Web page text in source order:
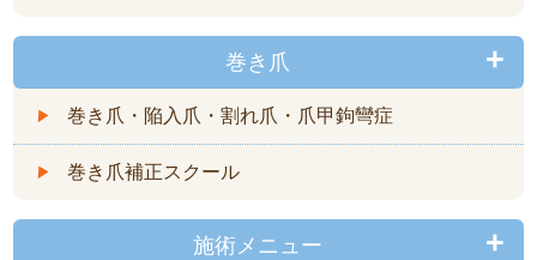
巻き爪
巻き爪・陥入爪・割れ爪・爪甲鉤彎症
巻き爪補正スクール
施術メニュー